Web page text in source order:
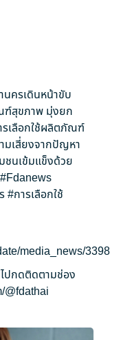
นครเดินหน้าขับ
สุขภาพ มุ่งยก
รเลือกใช้ผลิตภัณฑ์
เสี่ยงจากปัญหา
ชนเข้มแข็งด้วย
#Fdanews
#การเลือกใช้
media_news/3398
ปกดติดตามช่อง
@fdathai